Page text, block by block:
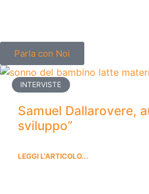
Parla con Noi
INTERVISTE
Samuel Dallarovere,
sviluppo”
LEGGI L'ARTICOLO...